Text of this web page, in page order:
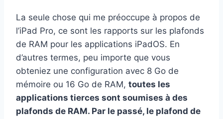
La seule chose qui me préoccupe à propos de
l’iPad Pro, ce sont les rapports sur les plafonds
de RAM pour les applications iPadOS. En
d’autres termes, peu importe que vous
obteniez une configuration avec 8 Go de
mémoire ou 16 Go de RAM, toutes les
applications tierces sont soumises à des
plafonds de RAM. Par le passé, le plafond de